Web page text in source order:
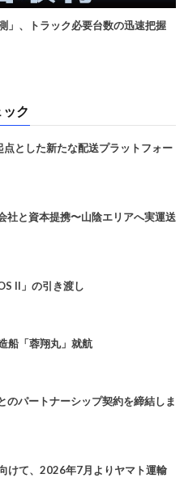
」、トラック必要台数の迅速把握
ク
とした新たな配送プラットフォー
と資本提携〜山陰エリアへ実運送
II」の引き渡し
船「蓉翔丸」就航
のパートナーシップ契約を締結しま
けて、2026年7月よりヤマト運輸